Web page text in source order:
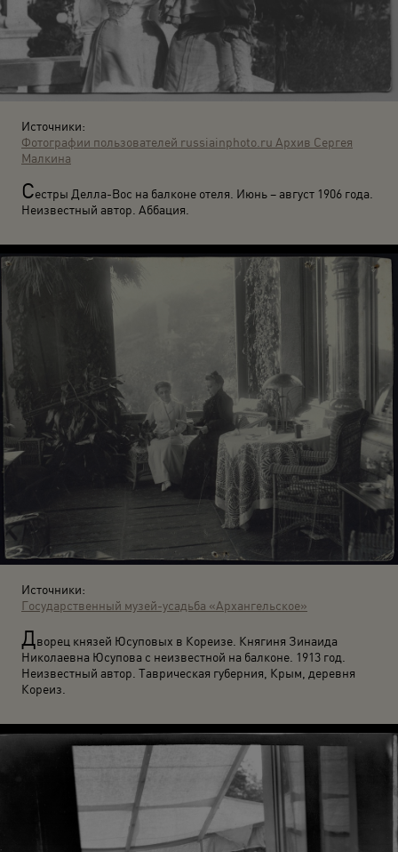
Источники:
Фотографии пользователей russiainphoto.ru Архив Сергея
Малкина
Сестры Делла-Вос на балконе отеля. Июнь – август 1906 года.
Неизвестный автор. Аббация.
Источники:
Государственный музей-усадьба «Архангельское»
Дворец князей Юсуповых в Кореизе. Княгиня Зинаида
Николаевна Юсупова с неизвестной на балконе. 1913 год.
Неизвестный автор. Таврическая губерния, Крым, деревня
Кореиз.